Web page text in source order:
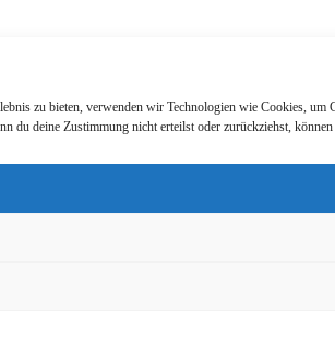
zu bieten, verwenden wir Technologien wie Cookies,
du deine Zustimmung nicht erteilst oder zurückziehst,